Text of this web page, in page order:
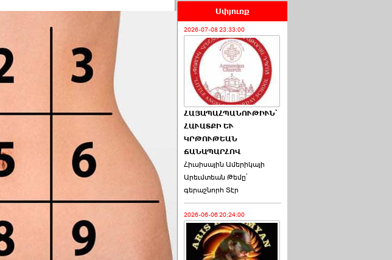
Սփյուռք
2026-07-08 23:33:00
ՀԱՅԱՊԱՀՊԱՆՈՒԹԻՒՆ՝
ՀԱՒԱՏՔԻ ԵՒ
ԿՐԹՈՒԹԵԱՆ
ՃԱՆԱՊԱՐՀՈՎ
Հիւսիսային Ամերիկայի
Արեւմտեան Թեմը՝
գերաշնորհ Տէր
2026-06-06 20:24:00